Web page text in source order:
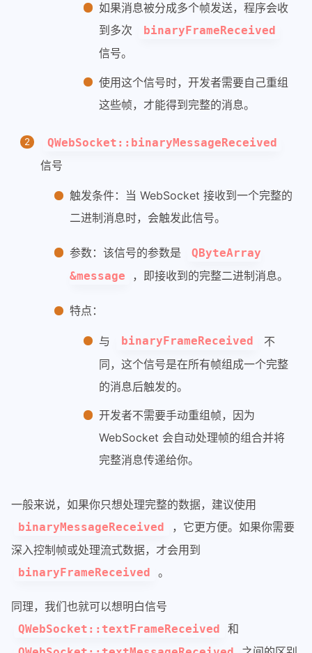
如果消息被分成多个帧发送，程序会收
到多次
binaryFrameReceived
信号。
使用这个信号时，开发者需要自己重组
这些帧，才能得到完整的消息。
QWebSocket::binaryMessageReceived
信号
触发条件：当 WebSocket 接收到一个完整的
二进制消息时，会触发此信号。
参数：该信号的参数是
QByteArray
&message
，即接收到的完整二进制消息。
特点：
与 binaryFrameReceived
不
同，这个信号是在所有帧组成一个完整
的消息后触发的。
开发者不需要手动重组帧，因为
WebSocket 会自动处理帧的组合并将
完整消息传递给你。
一般来说，如果你只想处理完整的数据，建议使用
binaryMessageReceived
，它更方便。如果你需要
深入控制帧或处理流式数据，才会用到
binaryFrameReceived 。
同理，我们也就可以想明白信号
QWebSocket::textFrameReceived 和